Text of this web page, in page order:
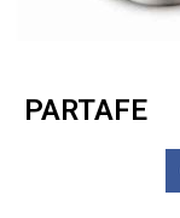
PARTAFE